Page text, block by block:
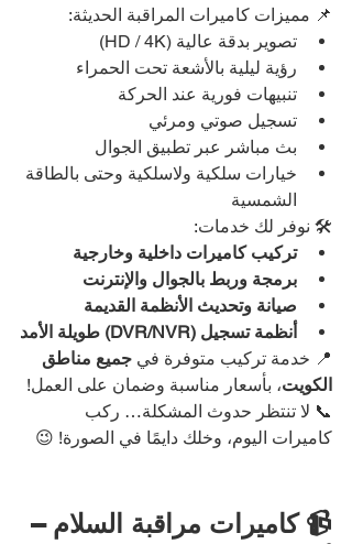
📌 مميزات كاميرات المراقبة الحديثة:
تصوير بدقة عالية (HD / 4K)
رؤية ليلية بالأشعة تحت الحمراء
تنبيهات فورية عند الحركة
تسجيل صوتي ومرئي
بث مباشر عبر تطبيق الجوال
خيارات سلكية ولاسلكية وحتى بالطاقة
الشمسية
🛠️ نوفر لك خدمات:
تركيب كاميرات داخلية وخارجية
برمجة وربط بالجوال والإنترنت
صيانة وتحديث الأنظمة القديمة
أنظمة تسجيل (DVR/NVR) طويلة الأمد
📍 خدمة تركيب متوفرة في جميع مناطق
الكويت، بأسعار مناسبة وضمان على العمل!
📞 لا تنتظر حدوث المشكلة… ركب
كاميرات اليوم، وخلك دايمًا في الصورة! 😉
📹 كاميرات مراقبة السلام –